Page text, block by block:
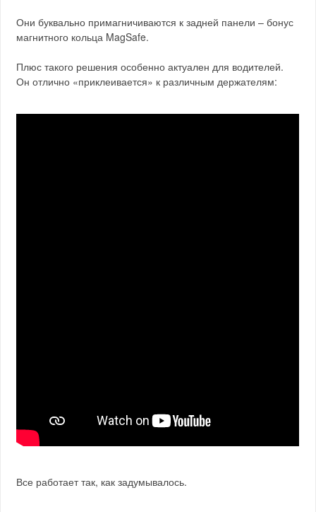
Они буквально примагничиваются к задней панели – бонус
магнитного кольца MagSafe.
Плюс такого решения особенно актуален для водителей.
Он отлично «приклеивается» к различным держателям:
Все работает так, как задумывалось.